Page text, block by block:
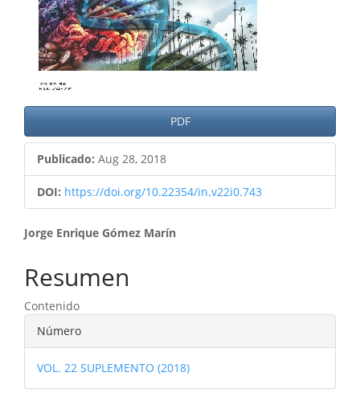
PDF
Publicado: Aug 28, 2018
DOI: https://doi.org/10.22354/in.v22i0.743
Contenido
principal
del
artículo
Jorge Enrique Gómez Marín
Resumen
Contenido
Detalles
del
artículo
Número
VOL. 22 SUPLEMENTO (2018)